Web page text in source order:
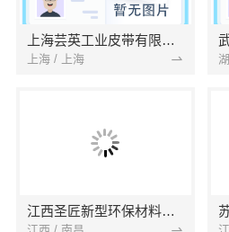
上海芸英工业皮带有限公司
上海 / 上海
江西圣匠新型环保材料有限公司